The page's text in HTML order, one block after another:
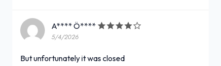
A**** Ö****
5/4/2026
But unfortunately it was closed